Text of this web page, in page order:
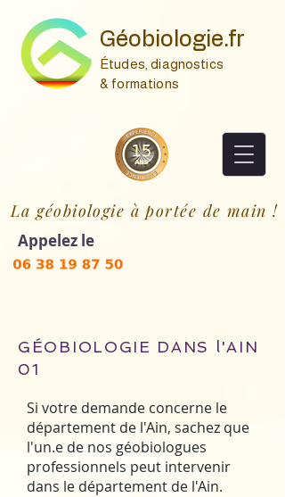
Appelez le
La géobiologie à portée de main !
Géobiologie.fr
Études, diagnostics
& formations
GÉOBIOLOGIE DANS l'AIN
01
Si votre demande concerne le
département de l'Ain, sachez que
l'un.e de nos géobiologues
professionnels peut intervenir
dans le département de l'Ain.